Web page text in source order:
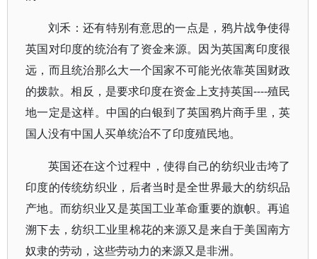
刘禾：还有特别有意思的一点是，鸦片战争使得
英国对印度的统治有了资金来源。因为英国离印度很
远，而且统治那么大一个国家不可能光依靠英国财政
的拨款。相反，是要求印度在资金上支持英国----殖民
地一定是这样。中国的白银到了英国鸦片商手里，英
国人没有中国人买单统治不了印度殖民地。
英国还在这个过程中，使得自己的纺织业击垮了
印度的传统纺织业，后者当时是全世界最大的纺织品
产地。而纺织业又是英国工业革命重要的旗帜。再追
溯下去，纺织工业里棉花的来源又是来自于美国南方
奴隶的劳动，这些劳动力的来源又是非洲。